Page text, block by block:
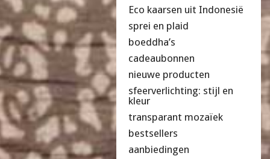
Eco kaarsen uit Indonesië
sprei en plaid
boeddha’s
cadeaubonnen
nieuwe producten
sfeerverlichting: stijl en
kleur
transparant mozaïek
bestsellers
aanbiedingen